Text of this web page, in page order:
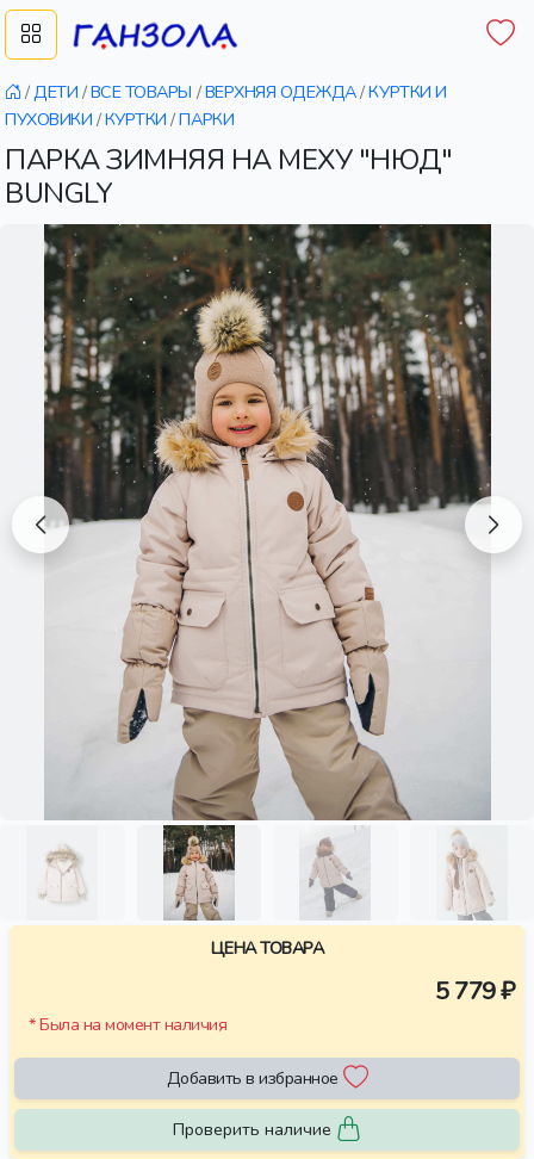
/ДЕТИ /ВСЕ ТОВАРЫ /ВЕРХНЯЯ ОДЕЖДА/КУРТКИ И
ПУХОВИКИ /КУРТКИ /ПАРКИ
ПАРКА ЗИМНЯЯ НА МЕХУ "НЮД"
BUNGLY
ЦЕНА ТОВАРА
5 779 ₽
* Была на момент наличия
Добавить в избранное
Проверить наличие